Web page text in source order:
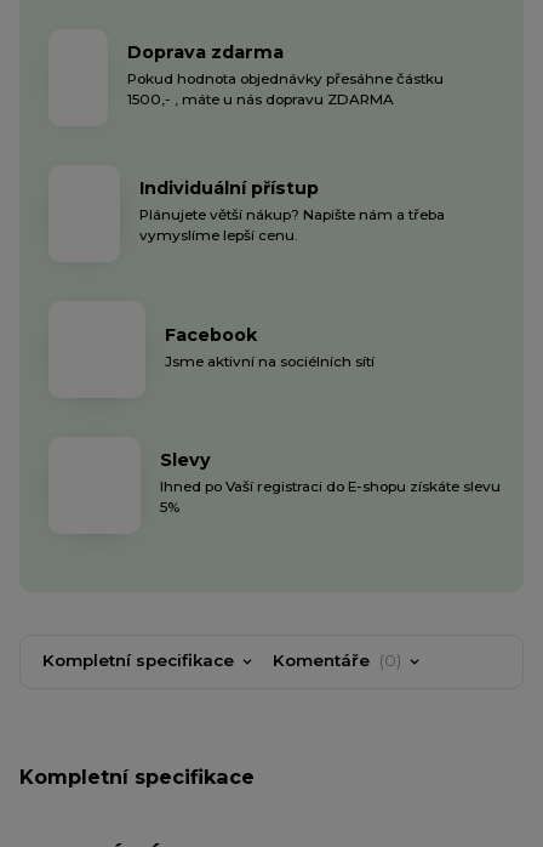
Doprava zdarma
Pokud hodnota objednávky přesáhne částku
1500,- , máte u nás dopravu ZDARMA
Individuální přístup
Plánujete větší nákup? Napište nám a třeba
vymyslíme lepší cenu.
Facebook
Jsme aktivní na sociélních sítí
Slevy
Ihned po Vaší registraci do E-shopu získáte slevu
5%
Kompletní specifikace Komentáře 0
Kompletní specifikace